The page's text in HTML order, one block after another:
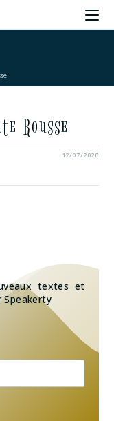
Rousse
12/07/2020
textes et